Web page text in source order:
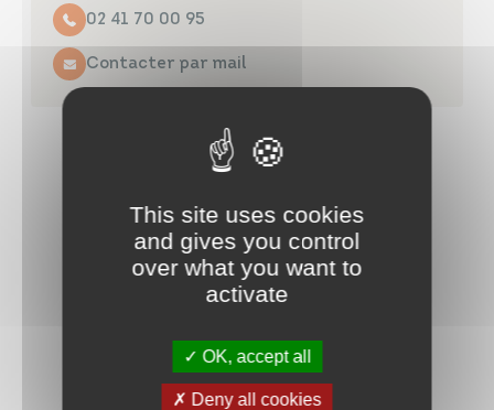
02 41 70 00 95
Contacter par mail
This site uses cookies
and gives you control
over what you want to
activate
OK, accept all
Deny all cookies